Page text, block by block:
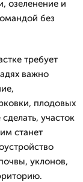
озеленение и
без
требует
важно
плодовых
участок
станет
уклонов,